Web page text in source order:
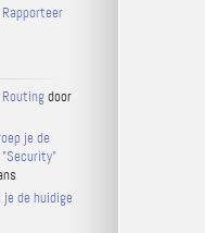
door
je de
de huidige